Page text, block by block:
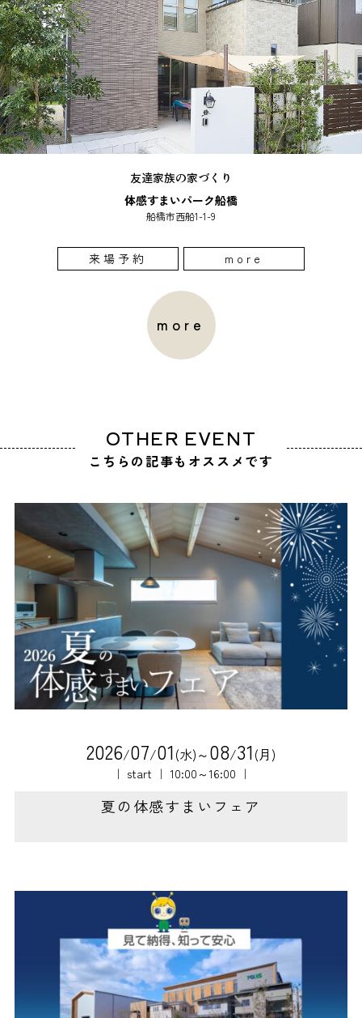
友達家族の家づくり
体感すまいパーク船橋
船橋市西船1-1-9
来場予約 more
more
OTHER EVENT
こちらの記事もオススメです
2026/07/01(水)～08/31(月)
｜ start ｜ 10:00～16:00 ｜
夏の体感すまいフェア